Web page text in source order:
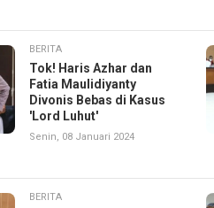
BERITA
Tok! Haris Azhar dan
Fatia Maulidiyanty
Divonis Bebas di Kasus
'Lord Luhut'
Senin, 08 Januari 2024
BERITA